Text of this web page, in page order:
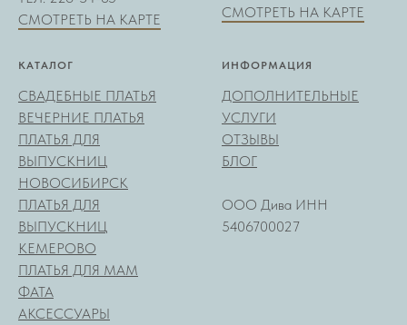
СМОТРЕТЬ НА КАРТЕ
СМОТРЕТЬ НА КАРТЕ
КАТАЛОГ
СВАДЕБНЫЕ ПЛАТЬЯ
ВЕЧЕРНИЕ ПЛАТЬЯ
ПЛАТЬЯ ДЛЯ
ВЫПУСКНИЦ
НОВОСИБИРСК
ПЛАТЬЯ ДЛЯ
ВЫПУСКНИЦ
КЕМЕРОВО
ПЛАТЬЯ ДЛЯ МАМ
ФАТА
АКСЕССУАРЫ
ИНФОРМАЦИЯ
ДОПОЛНИТЕЛЬНЫЕ
УСЛУГИ
ОТЗЫВЫ
БЛОГ
ООО Дива ИНН
5406700027